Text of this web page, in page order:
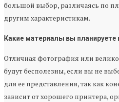
большой выбор, различаясь по
другим характеристикам.
Какие материалы вы планируете
Отличная фотография или
будут бесполезны, если вы не
для ее представления, так как
зависит от хорошего принтера,